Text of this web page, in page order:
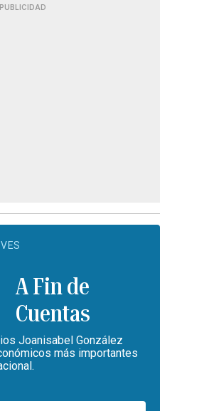
PUBLICIDAD
A Fin de
Cuentas
Joanisabel González
más importantes